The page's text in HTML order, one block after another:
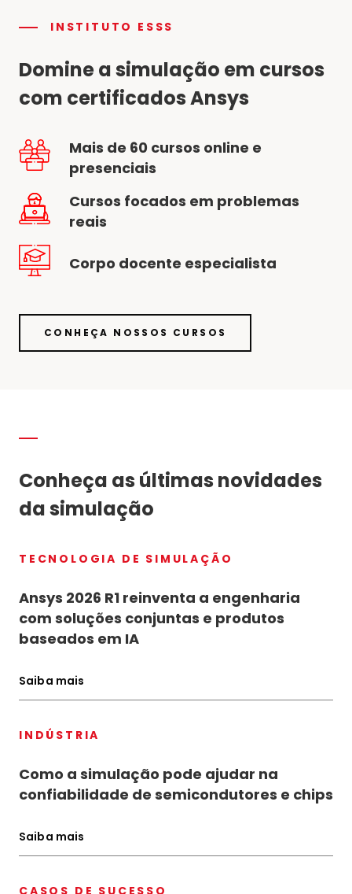
INSTITUTO ESSS
Domine a simulação em cursos
com certificados Ansys
Mais de 60 cursos online e
presenciais
Cursos focados em problemas
reais
Corpo docente especialista
CONHEÇA NOSSOS CURSOS
Conheça as últimas novidades
da simulação
TECNOLOGIA DE SIMULAÇÃO
Ansys 2026 R1 reinventa a engenharia
com soluções conjuntas e produtos
baseados em IA
Saiba mais
INDÚSTRIA
Como a simulação pode ajudar na
confiabilidade de semicondutores e chips
Saiba mais
CASOS DE SUCESSO